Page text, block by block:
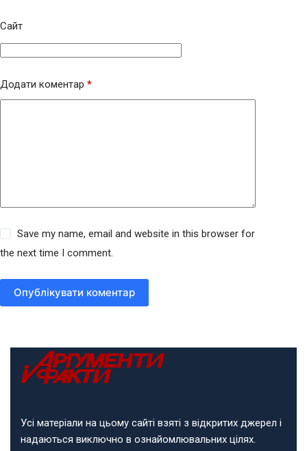
Сайт
Додати коментар *
Save my name, email and website in this browser for
the next time I comment.
Опублікувати коментар
Усі матеріали на цьому сайті взяті з відкритих джерел і
надаються виключно в ознайомлювальних цілях.